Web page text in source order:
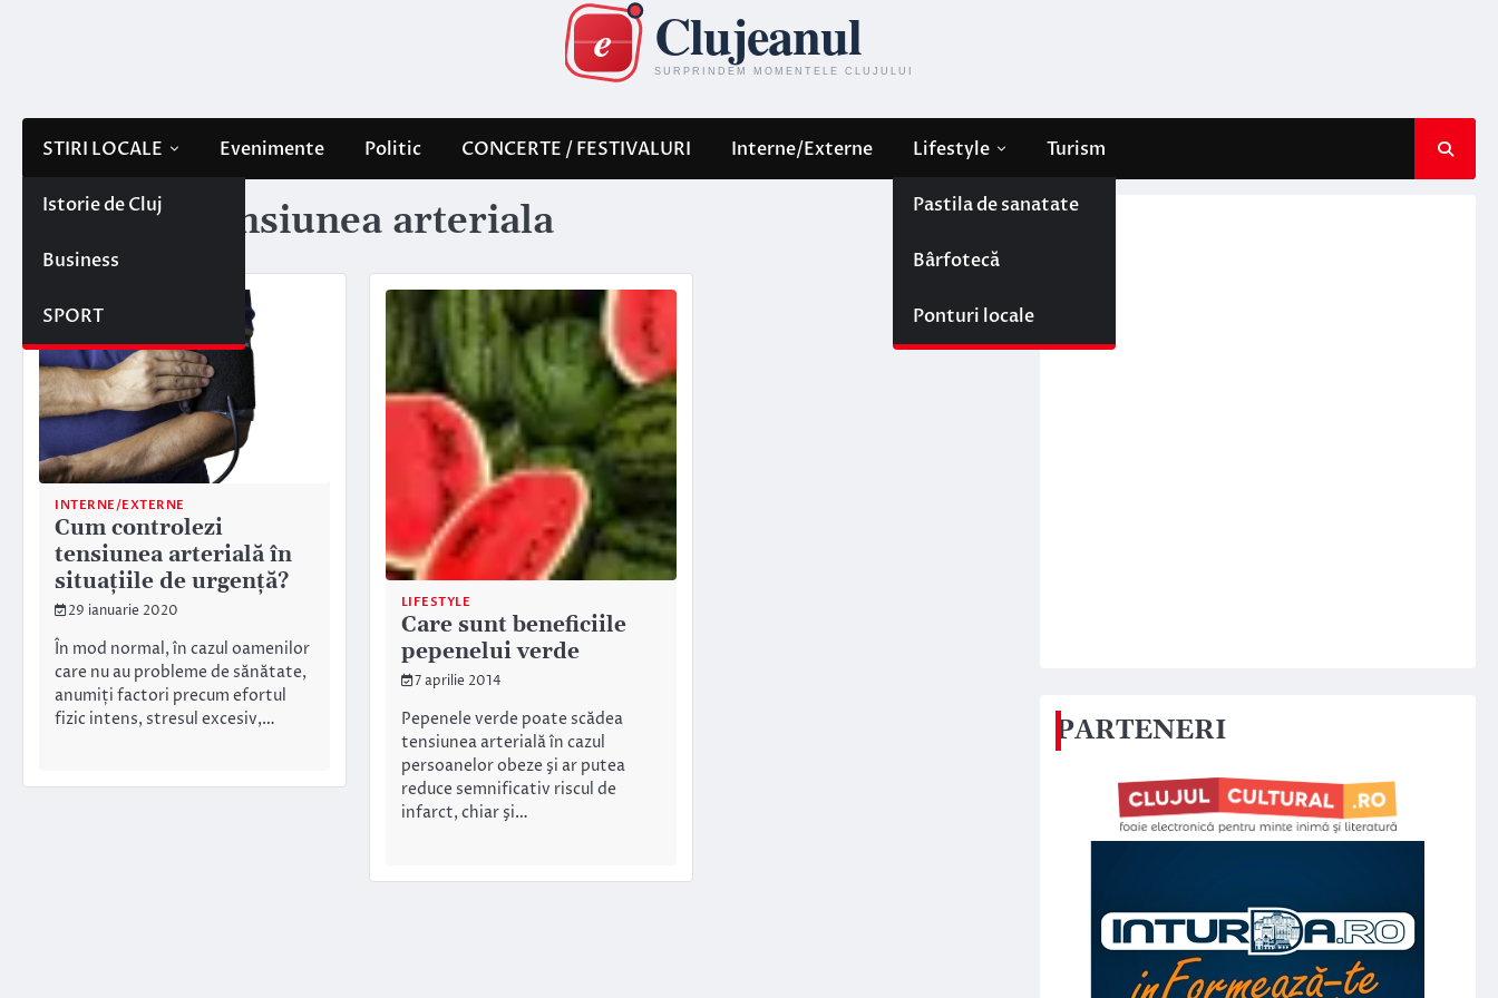
STIRI LOCALE
Istorie de Cluj
Business
SPORT
Evenimente Politic CONCERTE / FESTIVALURI Interne/Externe Lifestyle
Pastila de sanatate
Bârfotecă
Ponturi locale
Turism
Etichetă: tensiunea arteriala
INTERNE/EXTERNE
Cum controlezi
tensiunea arterială în
situațiile de urgență?
29 ianuarie 2020
În mod normal, în cazul oamenilor
care nu au probleme de sănătate,
anumiți factori precum efortul
fizic intens, stresul excesiv,…
LIFESTYLE
Care sunt beneficiile
pepenelui verde
7 aprilie 2014
Pepenele verde poate scădea
tensiunea arterială în cazul
persoanelor obeze şi ar putea
reduce semnificativ riscul de
infarct, chiar şi…
PARTENERI